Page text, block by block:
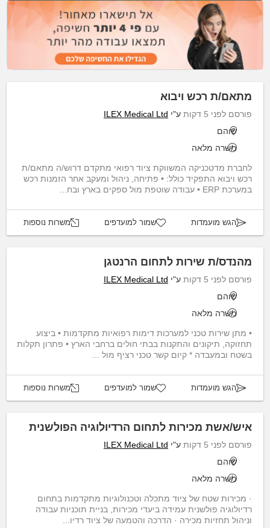
מתאם/ת רכש ויבוא
פורסם לפני 5 דקות ע"י ILEX Medical Ltd
שוהם
משרה מלאה
לחברת מדטכניקה המשווקת ציוד רפואי מתקדם דרוש/ה מתאם/ת
רכש ויבוא התפקיד כולל: • פתיחה, ניהול ומעקב אחר הזמנות רכש
במערכת ERP • עבודה שוטפת מול ספקים בארץ ובח...
הגש מועמדות שמור למועדפים משרות נוספות
מהנדס/ת שירות לתחום הרנטגן
פורסם לפני 5 דקות ע"י ILEX Medical Ltd
שוהם
משרה מלאה
• מתן שירות טכני למערכות דימות רפואיות מתקדמות • ביצוע
תחזוקה, תיקונים והתקנות בבתי חולים ברחבי הארץ • פתרון תקלות
בשטח ובמעבדה * קיום קשר טכני רציף מול ...
הגש מועמדות שמור למועדפים משרות נוספות
איש/אשת מכירות לתחום הרדיולוגיה הפולשנית
פורסם לפני 5 דקות ע"י ILEX Medical Ltd
שוהם
משרה מלאה
· מכירות שטח של ציוד מתכלה וטכנולוגיות מתקדמות בתחום
רדיולוגיה פולשנית עמידה ביעדי מכירות, בניית תוכניות עבודה
וניהול תחזיות מכירה · הדרכה והטמעה של ציוד רדיו...